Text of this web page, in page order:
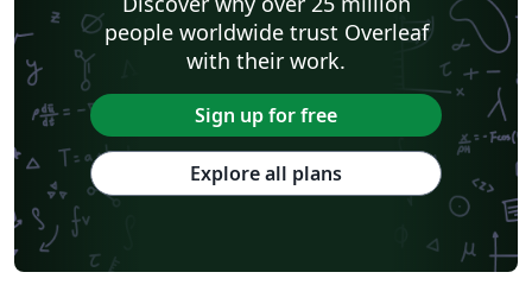
people worldwide trust Overleaf
with their work.
Sign up for free
Explore all plans